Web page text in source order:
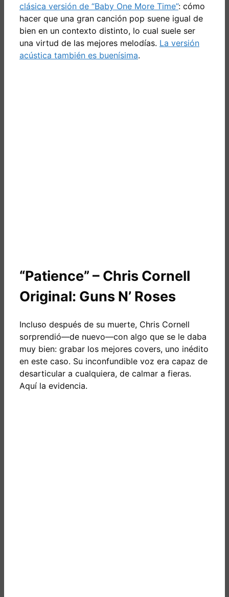
clásica versión de “Baby One More Time”: cómo
hacer que una gran canción pop suene igual de
bien en un contexto distinto, lo cual suele ser
una virtud de las mejores melodías. La versión
acústica también es buenísima.
“Patience” – Chris Cornell
Original: Guns N’ Roses
Incluso después de su muerte, Chris Cornell
sorprendió—de nuevo—con algo que se le daba
muy bien: grabar los mejores covers, uno inédito
en este caso. Su inconfundible voz era capaz de
desarticular a cualquiera, de calmar a fieras.
Aquí la evidencia.